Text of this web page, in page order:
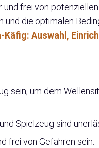
frei von
und die optimalen
Auswahl,
sein, um dem
Spielzeug sind
frei von Gefahren sein.